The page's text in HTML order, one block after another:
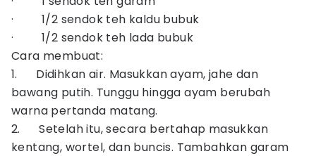
· 1/2 sendok teh kaldu bubuk
· 1/2 sendok teh lada bubuk
Cara membuat:
1. Didihkan air. Masukkan ayam, jahe dan
bawang putih. Tunggu hingga ayam berubah
warna pertanda matang.
2. Setelah itu, secara bertahap masukkan
kentang, wortel, dan buncis. Tambahkan garam